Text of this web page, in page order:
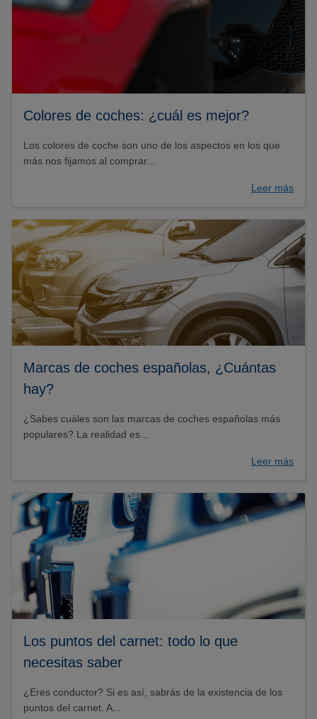
Colores de coches: ¿cuál es mejor?
Los colores de coche son uno de los aspectos en los que
más nos fijamos al comprar...
Leer más
Marcas de coches españolas, ¿Cuántas
hay?
¿Sabes cuáles son las marcas de coches españolas más
populares? La realidad es...
Leer más
Los puntos del carnet: todo lo que
necesitas saber
¿Eres conductor? Si es así, sabrás de la existencia de los
puntos del carnet. A...